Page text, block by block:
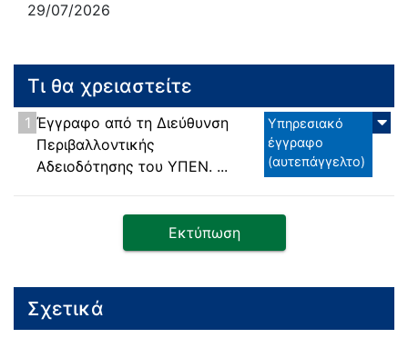
29/07/2026
Τι θα χρειαστείτε
1 Έγγραφο από τη Διεύθυνση
Περιβαλλοντικής
Αδειοδότησης του ΥΠΕΝ. ...
Υπηρεσιακό
έγγραφο
(αυτεπάγγελτο)
Εκτύπωση
Σχετικά